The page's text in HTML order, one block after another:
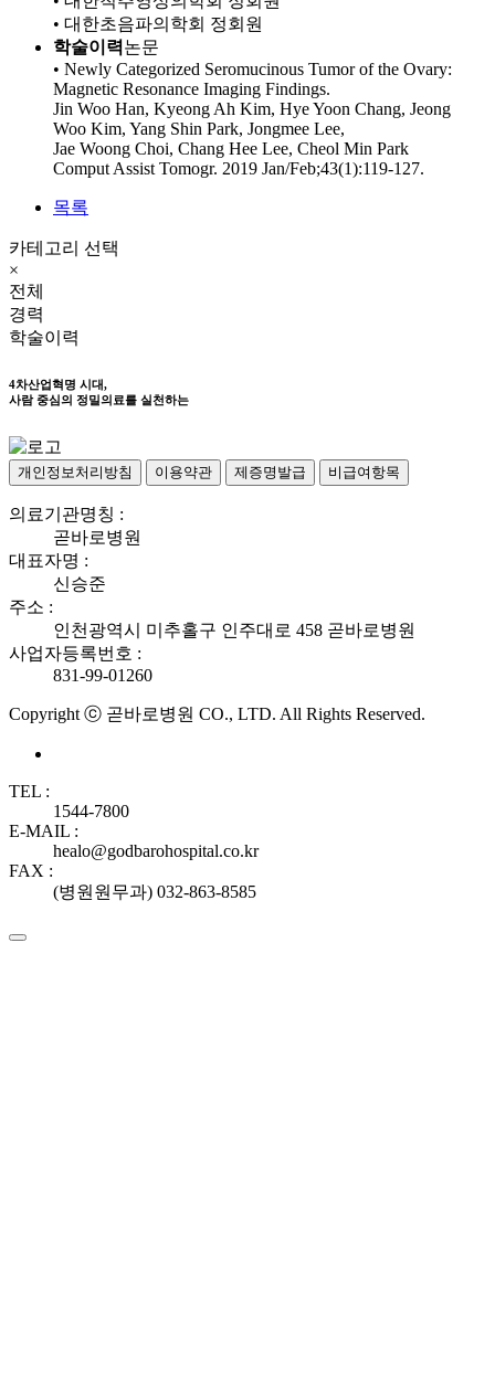
• 대한초음파의학회 정회원
학술이력논문
• Newly Categorized Seromucinous Tumor of the Ovary:
Magnetic Resonance Imaging Findings.
Jin Woo Han, Kyeong Ah Kim, Hye Yoon Chang, Jeong
Woo Kim, Yang Shin Park, Jongmee Lee,
Jae Woong Choi, Chang Hee Lee, Cheol Min Park
Comput Assist Tomogr. 2019 Jan/Feb;43(1):119-127.
목록
카테고리 선택
×
전체
경력
학술이력
4차산업혁명 시대,
사람 중심의 정밀의료를 실천하는
개인정보처리방침 이용약관 제증명발급 비급여항목
의료기관명칭 :
곧바로병원
대표자명 :
신승준
주소 :
인천광역시 미추홀구 인주대로 458 곧바로병원
사업자등록번호 :
831-99-01260
Copyright ⓒ 곧바로병원 CO., LTD. All Rights Reserved.
TEL :
1544-7800
E-MAIL :
healo@godbarohospital.co.kr
FAX :
(병원원무과) 032-863-8585